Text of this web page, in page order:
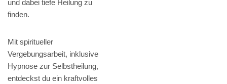
und dabei tiefe Heilung zu
finden.
Mit spiritueller
Vergebungsarbeit, inklusive
Hypnose zur Selbstheilung,
entdeckst du ein kraftvolles